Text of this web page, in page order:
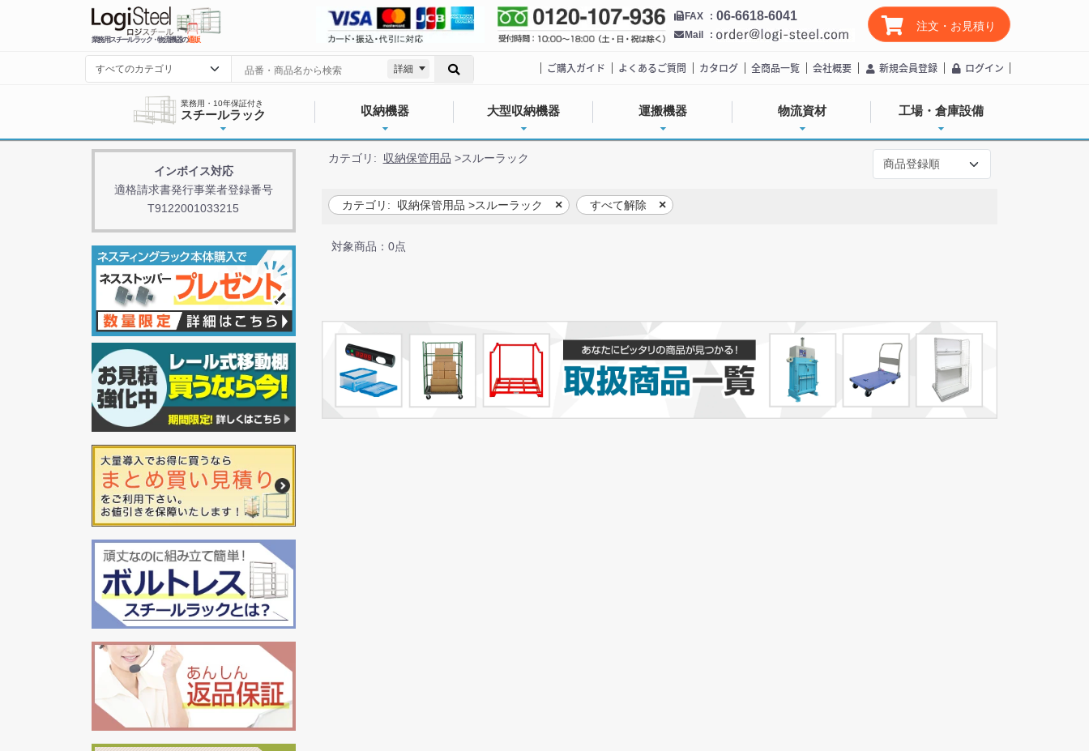
業務用スチールラック・物流機器の通販
詳細
FAX 06-6618-6041
Mail
注文・お見積り
ご購入ガイド よくあるご質問 カタログ 全商品一覧 会社概要 新規会員登録 ログイン
業務用・10年保証付き
スチールラック 収納機器 大型収納機器 運搬機器 物流資材 工場・倉庫設備
インボイス対応
適格請求書発行事業者登録番号
T9122001033215
カテゴリ: 収納保管用品 >スルーラック
カテゴリ: 収納保管用品 >スルーラック すべて解除
対象商品：0点